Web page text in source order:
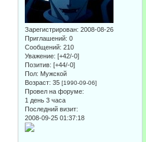
Зарегистрирован: 2008-08-26
Приглашений: 0
Сообщений: 210
Уважение: [+42/-0]
Позитив: [+44/-0]
Пол: Мужской
Возраст: 35 [1990-09-06]
Провел на форуме:
1 день 3 часа
Последний визит:
2008-09-25 01:37:18